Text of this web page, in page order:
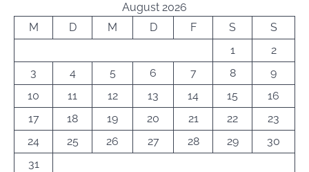
August 2026
M
D M D F S
S
1
2
3
4 5 6 7 8
9
10
11 12 13 14 15
16
17
18 19 20 21 22
23
24
25 26 27 28 29
30
31